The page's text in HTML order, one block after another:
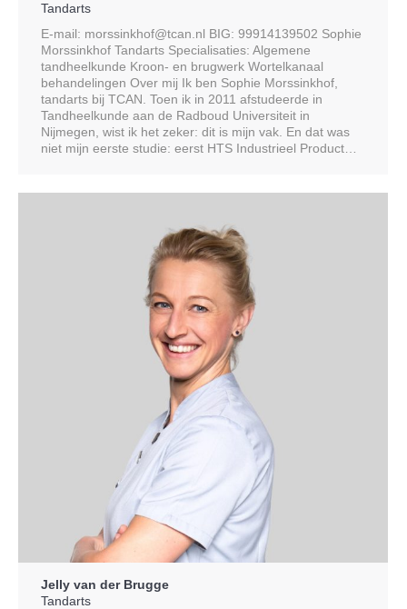
Tandarts
E-mail: morssinkhof@tcan.nl BIG: 99914139502 Sophie
Morssinkhof Tandarts Specialisaties: Algemene
tandheelkunde Kroon- en brugwerk Wortelkanaal
behandelingen Over mij Ik ben Sophie Morssinkhof,
tandarts bij TCAN. Toen ik in 2011 afstudeerde in
Tandheelkunde aan de Radboud Universiteit in
Nijmegen, wist ik het zeker: dit is mijn vak. En dat was
niet mijn eerste studie: eerst HTS Industrieel Product…
Jelly van der Brugge
Tandarts